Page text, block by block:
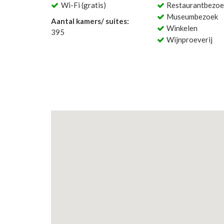
Wi-Fi (gratis)
Aantal kamers/ suites:
395
Museumbezoek
Winkelen
Wijnproeverij